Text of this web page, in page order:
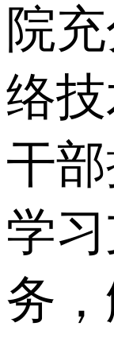
院
络
干
学
务